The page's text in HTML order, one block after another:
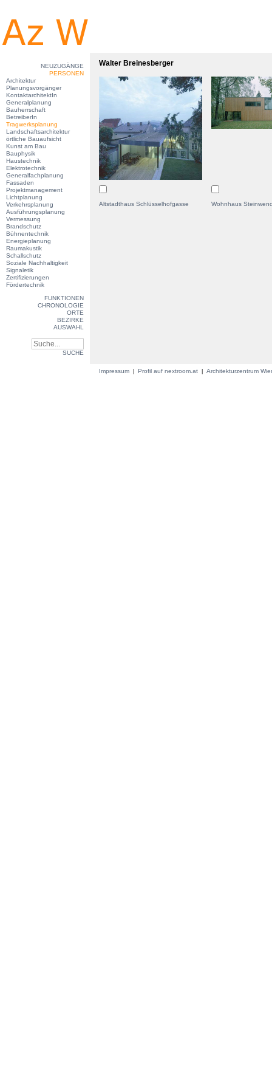
NEUZUGÄNGE
PERSONEN
Architektur
Planungsvorgänger
KontaktarchitektIn
Generalplanung
Bauherrschaft
BetreiberIn
Tragwerksplanung
Landschaftsarchitektur
örtliche Bauaufsicht
Kunst am Bau
Bauphysik
Haustechnik
Elektrotechnik
Generalfachplanung
Fassaden
Projektmanagement
Lichtplanung
Verkehrsplanung
Ausführungsplanung
Vermessung
Brandschutz
Bühnentechnik
Energieplanung
Raumakustik
Schallschutz
Soziale Nachhaltigkeit
Signaletik
Zertifizierungen
Fördertechnik
FUNKTIONEN
CHRONOLOGIE
ORTE
BEZIRKE
AUSWAHL
SUCHE
Walter Breinesberger
Altstadthaus Schlüsselhofgasse Wohnhaus
Impressum Profil auf nextroom.at Architekturzentrum